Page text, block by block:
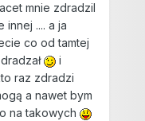
mnie zdradzil
innej .... a ja
co od tamtej
i
raz zdradzi
a nawet bym
na takowych